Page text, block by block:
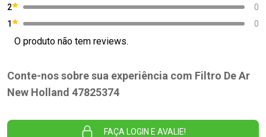
2
0
1
0
O produto não tem reviews.
Conte-nos sobre sua experiência com Filtro De Ar
New Holland 47825374
FAÇA LOGIN E AVALIE!